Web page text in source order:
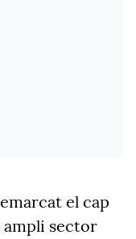
el cap
ampli sector